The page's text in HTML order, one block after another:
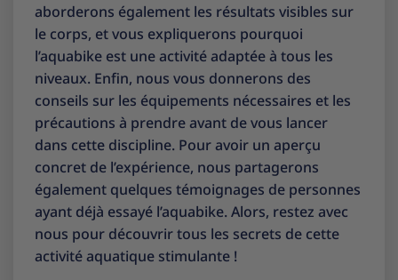
aborderons également les résultats visibles sur
le corps, et vous expliquerons pourquoi
l’aquabike est une activité adaptée à tous les
niveaux. Enfin, nous vous donnerons des
conseils sur les équipements nécessaires et les
précautions à prendre avant de vous lancer
dans cette discipline. Pour avoir un aperçu
concret de l’expérience, nous partagerons
également quelques témoignages de personnes
ayant déjà essayé l’aquabike. Alors, restez avec
nous pour découvrir tous les secrets de cette
activité aquatique stimulante !